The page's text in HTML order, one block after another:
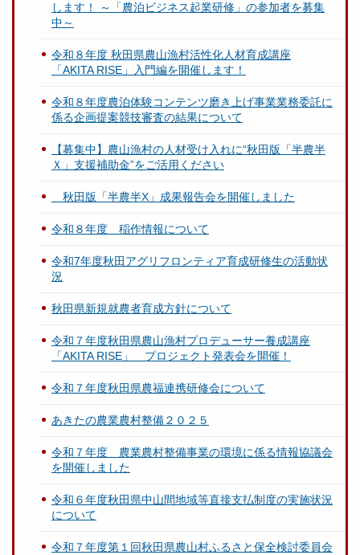
します！ ～「農泊ビジネス起業研修」の参加者を募集
中～
令和８年度 秋田県農山漁村活性化人材育成講座
「AKITA RISE」入門編を開催します！
令和８年度農泊体験コンテンツ磨き上げ事業業務委託に
係る企画提案競技審査の結果について
【募集中】農山漁村の人材受け入れに“秋田版「半農半
Ｘ」支援補助金”をご活用ください
秋田版「半農半X」成果報告会を開催しました
令和８年度 稲作情報について
令和7年度秋田アグリフロンティア育成研修生の活動状
況
秋田県新規就農者育成方針について
令和７年度秋田県農山漁村プロデューサー養成講座
「AKITA RISE」 プロジェクト発表会を開催！
令和７年度秋田県農福連携研修会について
あきたの農業農村整備２０２５
令和７年度 農業農村整備事業の環境に係る情報協議会
を開催しました
令和６年度秋田県中山間地域等直接支払制度の実施状況
について
令和７年度第１回秋田県農山村ふるさと保全検討委員会